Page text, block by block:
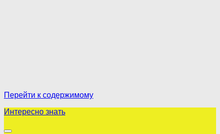
Перейти к содержимому
Интересно знать